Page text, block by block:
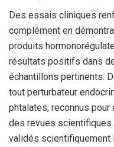
Des essais cliniques
complément en
produits
résultats positifs dans
échantillons pertinents.
tout perturbateur
phtalates, reconnus
des revues
validés scientifiquement